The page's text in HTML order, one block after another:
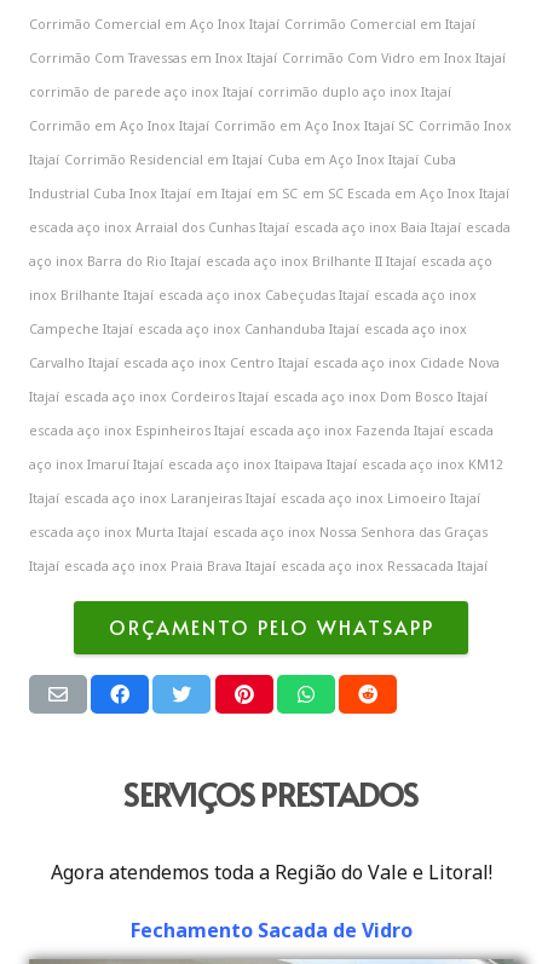
Corrimão Comercial em Aço Inox Itajaí Corrimão Comercial em Itajaí
Corrimão Com Travessas em Inox Itajaí Corrimão Com Vidro em Inox Itajaí
corrimão de parede aço inox Itajaí corrimão duplo aço inox Itajaí
Corrimão em Aço Inox Itajaí Corrimão em Aço Inox Itajaí SC Corrimão Inox
Itajaí Corrimão Residencial em Itajaí Cuba em Aço Inox Itajaí Cuba
Industrial Cuba Inox Itajaí em Itajaí em SC em SC Escada em Aço Inox Itajaí
escada aço inox Arraial dos Cunhas Itajaí escada aço inox Baia Itajaí escada
aço inox Barra do Rio Itajaí escada aço inox Brilhante II Itajaí escada aço
inox Brilhante Itajaí escada aço inox Cabeçudas Itajaí escada aço inox
Campeche Itajaí escada aço inox Canhanduba Itajaí escada aço inox
Carvalho Itajaí escada aço inox Centro Itajaí escada aço inox Cidade Nova
Itajaí escada aço inox Cordeiros Itajaí escada aço inox Dom Bosco Itajaí
escada aço inox Espinheiros Itajaí escada aço inox Fazenda Itajaí escada
aço inox Imaruí Itajaí escada aço inox Itaipava Itajaí escada aço inox KM12
Itajaí escada aço inox Laranjeiras Itajaí escada aço inox Limoeiro Itajaí
escada aço inox Murta Itajaí escada aço inox Nossa Senhora das Graças
Itajaí escada aço inox Praia Brava Itajaí escada aço inox Ressacada Itajaí
ORÇAMENTO PELO WHATSAPP
SERVIÇOS PRESTADOS
Agora atendemos toda a Região do Vale e Litoral!
Fechamento Sacada de Vidro